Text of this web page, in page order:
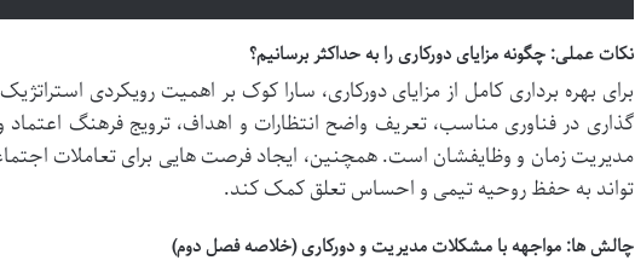
نکات عملی: چگونه مزایای دورکاری را به حداکثر برسانیم؟
برای بهره برداری کامل از مزایای دورکاری، سارا کوک بر اهمیت رویکردی
گذاری در فناوری مناسب، تعریف واضح انتظارات و اهداف، ترویج فرهنگ اعتماد
مدیریت زمان و وظایفشان است. همچنین، ایجاد فرصت هایی برای تعاملات
تواند به حفظ روحیه تیمی و احساس تعلق کمک کند.
چالش ها: مواجهه با مشکلات مدیریت و دورکاری (خلاصه فصل دوم)